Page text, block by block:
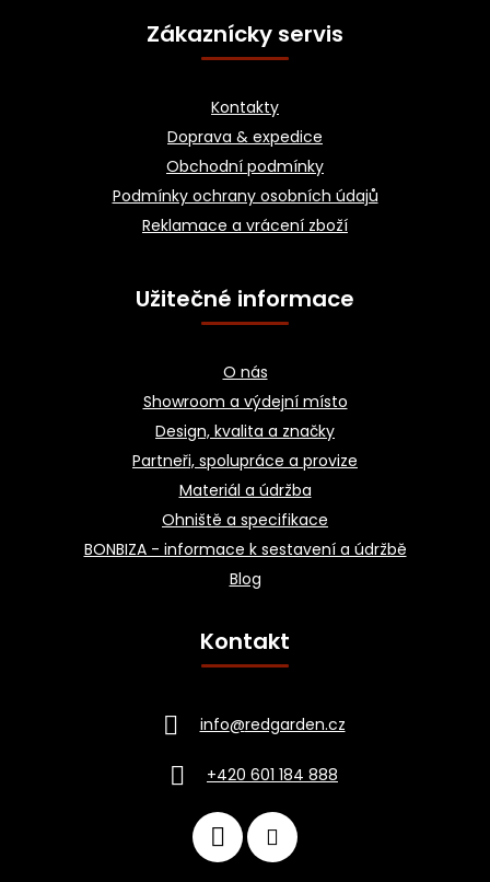
Zákaznícky servis
Kontakty
Doprava & expedice
Obchodní podmínky
Podmínky ochrany osobních údajů
Reklamace a vrácení zboží
Užitečné informace
O nás
Showroom a výdejní místo
Design, kvalita a značky
Partneři, spolupráce a provize
Materiál a údržba
Ohniště a specifikace
BONBIZA - informace k sestavení a údržbě
Blog
Kontakt
info@redgarden.cz
+420 601 184 888